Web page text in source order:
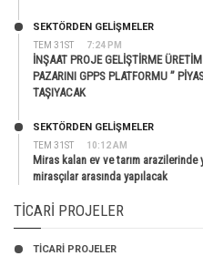
TEM 31ST 7:24 PM
SEKTÖRDEN GELIŞMELER
İNŞAAT PROJE GELİŞTİRME
PAZARINI GPPS PLATFORMU ”
TAŞIYACAK
TEM 31ST 10:12 AM
SEKTÖRDEN GELIŞMELER
Miras kalan ev ve tarım
mirasçılar arasında yapılacak
TICARI PROJELER
TİCARİ PROJELER